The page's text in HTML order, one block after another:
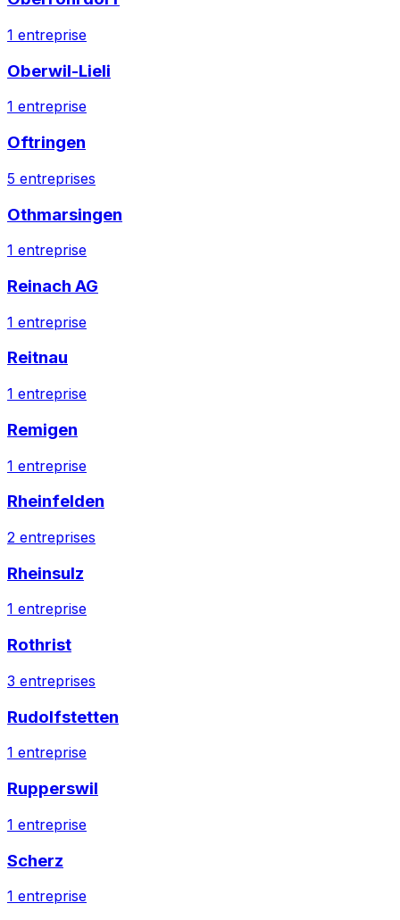
1 entreprise
Oberwil-Lieli
1 entreprise
Oftringen
5 entreprises
Othmarsingen
1 entreprise
Reinach AG
1 entreprise
Reitnau
1 entreprise
Remigen
1 entreprise
Rheinfelden
2 entreprises
Rheinsulz
1 entreprise
Rothrist
3 entreprises
Rudolfstetten
1 entreprise
Rupperswil
1 entreprise
Scherz
1 entreprise